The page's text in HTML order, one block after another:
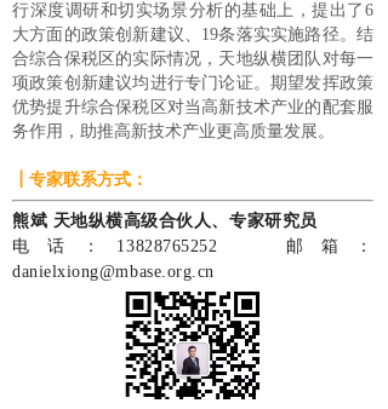
行深度调研和切实场景分析的基础上，提出了6
大方面的政策创新建议、19条落实实施路径。结
合综合保税区的实际情况，天地纵横团队对每一
项政策创新建议均进行专门论证。期望发挥政策
优势提升综合保税区对当高新技术产业的配套服
务作用，助推高新技术产业更高质量发展。
┃专家联系方式：
熊斌 天地纵横高级合伙人、专家研究员
电话：13828765252 邮箱：
danielxiong@mbase.org.cn